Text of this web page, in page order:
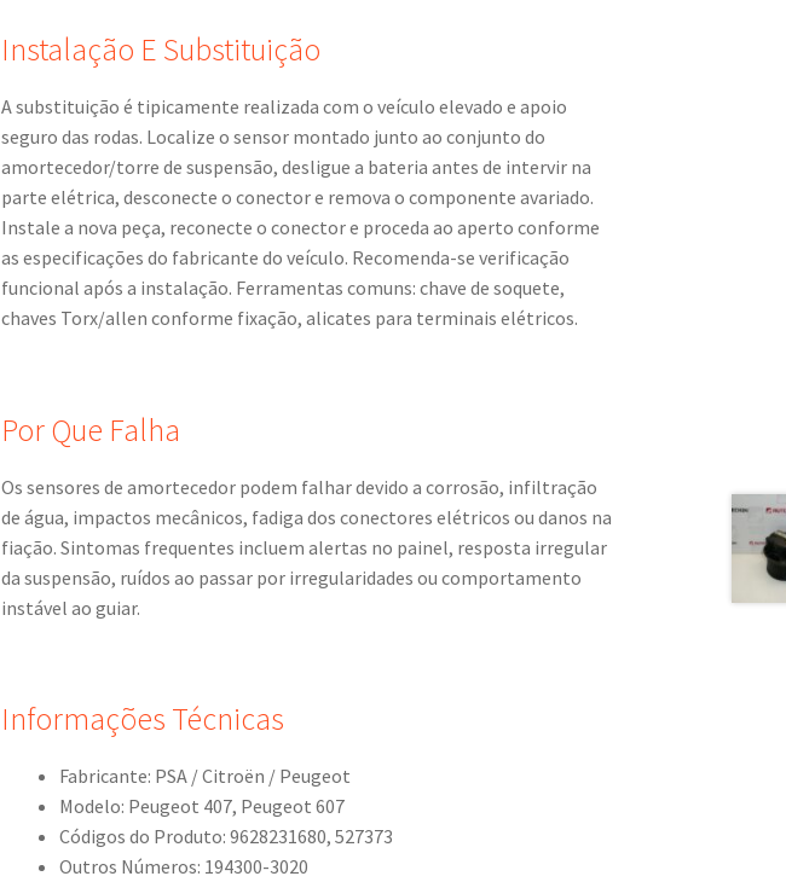
Instalação E Substituição
A substituição é tipicamente realizada com o veículo elevado e apoio
seguro das rodas. Localize o sensor montado junto ao conjunto do
amortecedor/torre de suspensão, desligue a bateria antes de intervir na
parte elétrica, desconecte o conector e remova o componente avariado.
Instale a nova peça, reconecte o conector e proceda ao aperto conforme
as especificações do fabricante do veículo. Recomenda-se verificação
funcional após a instalação. Ferramentas comuns: chave de soquete,
chaves Torx/allen conforme fixação, alicates para terminais elétricos.
Por Que Falha
Os sensores de amortecedor podem falhar devido a corrosão, infiltração
de água, impactos mecânicos, fadiga dos conectores elétricos ou danos na
fiação. Sintomas frequentes incluem alertas no painel, resposta irregular
da suspensão, ruídos ao passar por irregularidades ou comportamento
instável ao guiar.
Informações Técnicas
Fabricante: PSA / Citroën / Peugeot
Modelo: Peugeot 407, Peugeot 607
Códigos do Produto: 9628231680, 527373
Outros Números: 194300-3020